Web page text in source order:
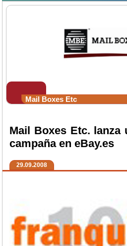
Mail Boxes Etc
Mail Boxes Etc. lanza
campaña en eBay.es
29.09.2008